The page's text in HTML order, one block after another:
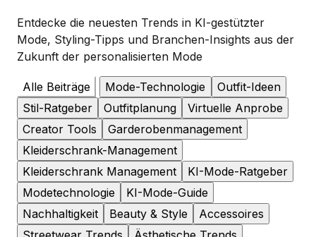
Entdecke die neuesten Trends in KI-gestützter
Mode, Styling-Tipps und Branchen-Insights aus der
Zukunft der personalisierten Mode
Alle Beiträge Mode-Technologie
Outfit-Ideen
Stil-Ratgeber
Outfitplanung
Virtuelle Anprobe
Creator Tools
Garderobenmanagement
Kleiderschrank-Management
Kleiderschrank Management
KI-Mode-Ratgeber
Modetechnologie
KI-Mode-Guide
Nachhaltigkeit
Beauty & Style
Accessoires